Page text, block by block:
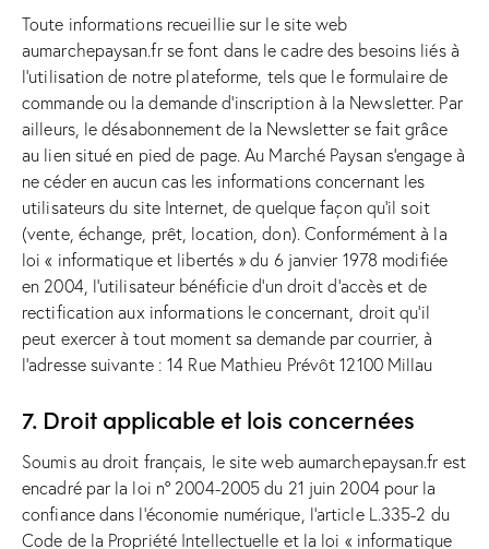
Toute informations recueillie sur le site web
aumarchepaysan.fr se font dans le cadre des besoins liés à
l’utilisation de notre plateforme, tels que le formulaire de
commande ou la demande d’inscription à la Newsletter. Par
ailleurs, le désabonnement de la Newsletter se fait grâce
au lien situé en pied de page. Au Marché Paysan s’engage à
ne céder en aucun cas les informations concernant les
utilisateurs du site Internet, de quelque façon qu’il soit
(vente, échange, prêt, location, don). Conformément à la
loi « informatique et libertés » du 6 janvier 1978 modifiée
en 2004, l’utilisateur bénéficie d’un droit d’accès et de
rectification aux informations le concernant, droit qu’il
peut exercer à tout moment sa demande par courrier, à
l’adresse suivante : 14 Rue Mathieu Prévôt 12100 Millau
7. Droit applicable et lois concernées
Soumis au droit français, le site web aumarchepaysan.fr est
encadré par la loi n° 2004-2005 du 21 juin 2004 pour la
confiance dans l’économie numérique, l’article L.335-2 du
Code de la Propriété Intellectuelle et la loi « informatique